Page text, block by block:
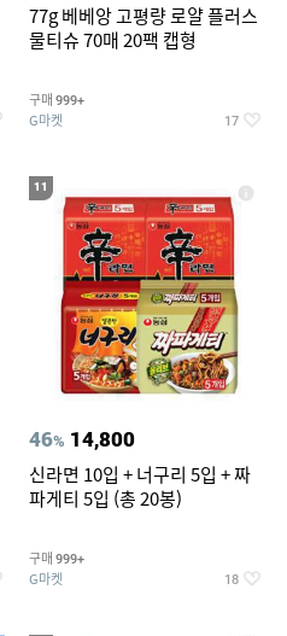
77g 베베앙 고평량 로얄 플러스
물티슈 70매 20팩 캡형
구매 999+
G마켓 17
11
46% 14,800
신라면 10입 + 너구리 5입 + 짜
파게티 5입 (총 20봉)
구매 999+
G마켓 18